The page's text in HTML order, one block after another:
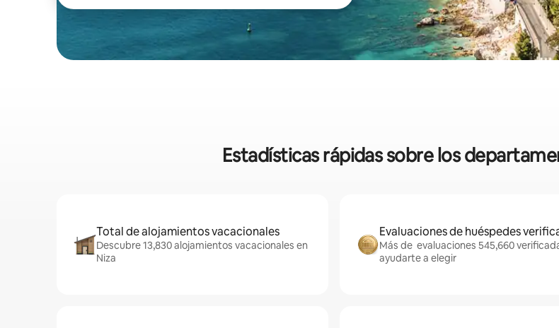
Estadísticas rápidas sobre los
Total de alojamientos vacacionales
Descubre 13,830 alojamientos vacacionales en
Niza
Evaluaciones de huéspedes
Más de evaluaciones 545,660
ayudarte a elegir